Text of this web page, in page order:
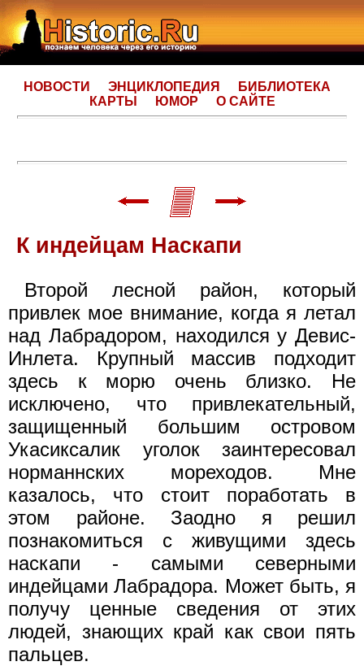
НОВОСТИ ЭНЦИКЛОПЕДИЯ
БИБЛИОТЕКА
КАРТЫ
ЮМОР О САЙТЕ
К индейцам Наскапи
Второй лесной район, который
привлек мое внимание, когда я летал
над Лабрадором, находился у Девис-
Инлета. Крупный массив подходит
здесь к морю очень близко. Не
исключено, что привлекательный,
защищенный большим островом
Укасиксалик уголок заинтересовал
норманнских мореходов. Мне
казалось, что стоит поработать в
этом районе. Заодно я решил
познакомиться с живущими здесь
наскапи - самыми северными
индейцами Лабрадора. Может быть, я
получу ценные сведения от этих
людей, знающих край как свои пять
пальцев.